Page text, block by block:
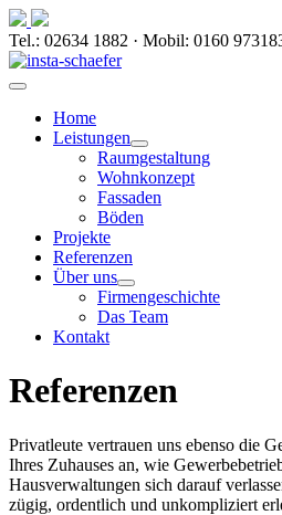
Tel.: 02634 1882 · Mobil: 0160
Home
Leistungen
Raumgestaltung
Wohnkonzept
Fassaden
Böden
Projekte
Referenzen
Über uns
Firmengeschichte
Das Team
Kontakt
Referenzen
Privatleute vertrauen uns ebenso die
Ihres Zuhauses an, wie
Hausverwaltungen sich darauf
zügig, ordentlich und unkompliziert